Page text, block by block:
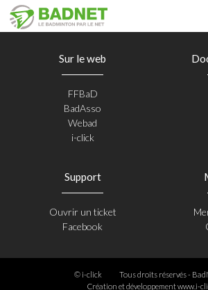
Sur le web
FFBaD
BadAsso
Webad
i-click
Support
Ouvrir un ticket
Facebook
© i-click
Tous droits réservés -
Création et développementwww.i-